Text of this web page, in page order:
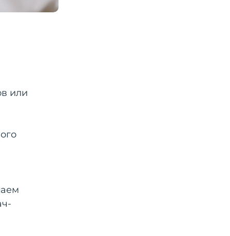
или